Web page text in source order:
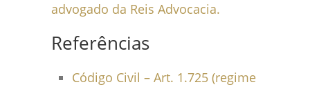
advogado da Reis Advocacia.
Referências
Código Civil – Art. 1.725 (regime